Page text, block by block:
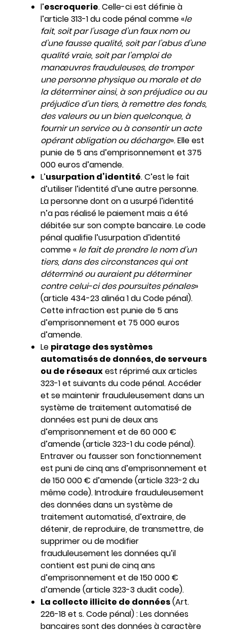
l’escroquerie. Celle-ci est définie à
l’article 313-1 du code pénal comme «le
fait, soit par l’usage d’un faux nom ou
d’une fausse qualité, soit par l’abus d’une
qualité vraie, soit par l’emploi de
manœuvres frauduleuses, de tromper
une personne physique ou morale et de
la déterminer ainsi, à son préjudice ou au
préjudice d’un tiers, à remettre des fonds,
des valeurs ou un bien quelconque, à
fournir un service ou à consentir un acte
opérant obligation ou décharge». Elle est
punie de 5 ans d’emprisonnement et 375
000 euros d’amende.
L’usurpation d’identité. C’est le fait
d’utiliser l’identité d’une autre personne.
La personne dont on a usurpé l’identité
n’a pas réalisé le paiement mais a été
débitée sur son compte bancaire. Le code
pénal qualifie l’usurpation d’identité
comme « le fait de prendre le nom d’un
tiers, dans des circonstances qui ont
déterminé ou auraient pu déterminer
contre celui-ci des poursuites pénales»
(article 434-23 alinéa 1 du Code pénal).
Cette infraction est punie de 5 ans
d’emprisonnement et 75 000 euros
d’amende.
Le piratage des systèmes
automatisés de données, de serveurs
ou de réseauxest réprimé aux articles
323-1 et suivants du code pénal. Accéder
et se maintenir frauduleusement dans un
système de traitement automatisé de
données est puni de deux ans
d’emprisonnement et de 60 000 €
d’amende (article 323-1 du code pénal).
Entraver ou fausser son fonctionnement
est puni de cinq ans d’emprisonnement et
de 150 000 € d’amende (article 323-2 du
même code). Introduire frauduleusement
des données dans un système de
traitement automatisé, d’extraire, de
détenir, de reproduire, de transmettre, de
supprimer ou de modifier
frauduleusement les données qu’il
contient est puni de cinq ans
d’emprisonnement et de 150 000 €
d’amende (article 323-3 dudit code).
La collecte illicite de données(Art.
226-18 et s. Code pénal) : Les données
bancaires sont des données à caractère